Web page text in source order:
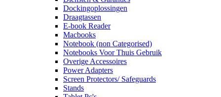
Dockingoplossingen
Draagtassen
E-book Reader
Macbooks
Notebook (non Categorised)
Notebooks Voor Thuis Gebruik
Overige Accessoires
Power Adapters
Screen Protectors/ Safeguards
Stands